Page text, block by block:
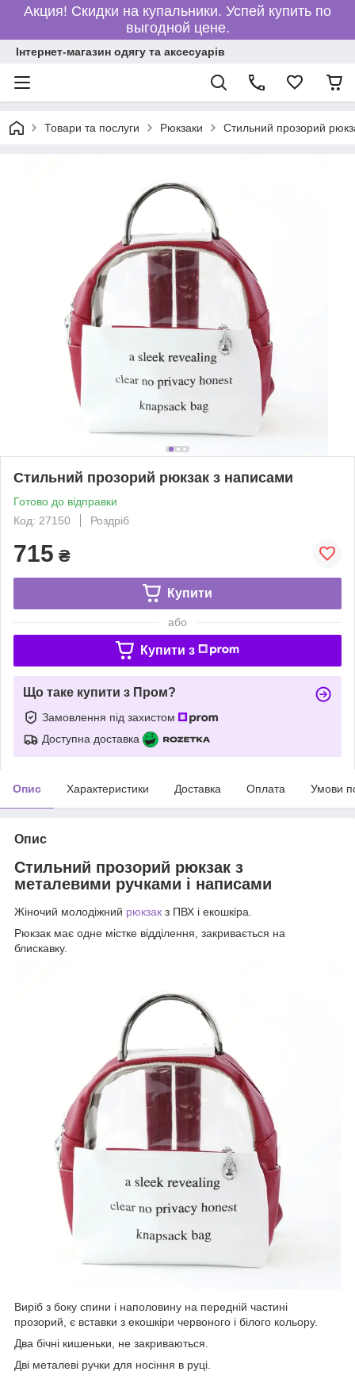
Акция! Скидки на купальники. Успей купить по
выгодной цене.
Інтернет-магазин одягу та аксесуарів
Товари та послуги Рюкзаки Стильний прозорий
Стильний прозорий рюкзак з написами
Готово до відправки
Код: 27150
Роздріб
715 ₴
Купити
або
Купити з
Що таке купити з Пром?
Замовлення під захистом
Доступна доставка
Опис Характеристики Доставка Оплата Умови
Опис
Стильний прозорий рюкзак з
металевими ручками і написами
Жіночий молодіжний рюкзак з ПВХ і екошкіра.
Рюкзак має одне містке відділення, закривається на
блискавку.
Виріб з боку спини і наполовину на передній частині
прозорий, є вставки з екошкіри червоного і білого кольору.
Два бічні кишеньки, не закриваються.
Дві металеві ручки для носіння в руці.